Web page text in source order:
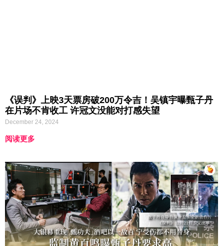
《误判》上映3天票房破200万令吉！吴镇宇曝甄子丹
在片场不肯收工 许冠文没能对打感失望
December 24, 2024
阅读更多